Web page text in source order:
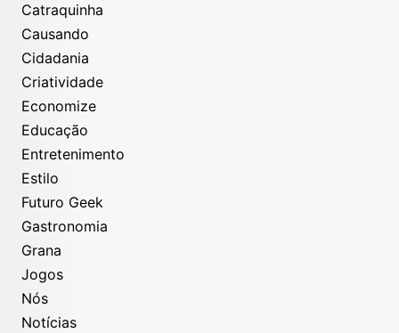
Catraquinha
Causando
Cidadania
Criatividade
Economize
Educação
Entretenimento
Estilo
Futuro Geek
Gastronomia
Grana
Jogos
Nós
Notícias